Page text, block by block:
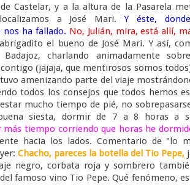
Castelar, y a la altura de la Pasarela
a José Mari.Y éste,
nos ha fallado. No, Julián, mira, está allí,
el bueno de José Mari. Y así,
charlando animadamente
contigo (jajaja, que mentirosos somos
amenizando parte del viaje
todos los consejos que todos hemos
mucho tiempo de pié, no
buena siesta, dormir de 7 a 8 horas a
más tiempo corriendo que horas he
hacia los lados. Comentario de "lo
Chacho, pareces la botella del Tio Pepe,
negro, corbata roja y sombrero
famoso vino Tio Pepe. Qué fenómeno,